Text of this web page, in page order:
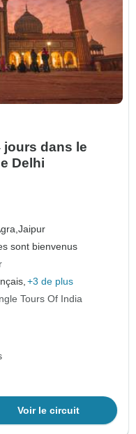
jours dans le
Delhi
Jaipur
sont bienvenus
+3 de plus
Tours Of India
Voir le circuit